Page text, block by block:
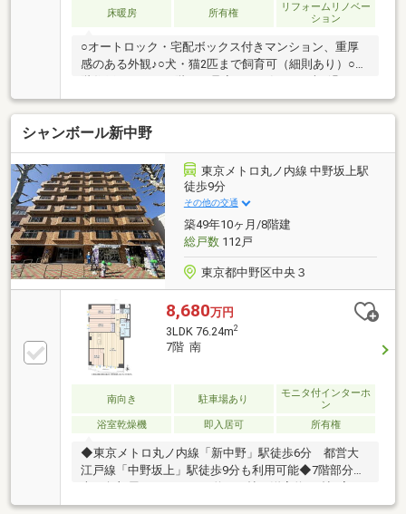
床暖房 所有権
リフォームリノベー
ション
○オートロック・宅配ボックス付きマンション、重厚
感のある外観♪○犬・猫2匹まで飼育可（細則あり）○1
いただけます○リビングは床暖房付きのため、寒い季
節も快適です♪○ウォークインクローゼットや物入な
ど、整理しやすい室内○サミットストア 渋谷本町店ま
で徒歩3分、23時まで営業しています！リノベーショ
ン内容（2026年5月完了）■システムキッチン■ユニッ
トバス（追焚機能付）■洗面化粧台■トイレ■フローリ
ング■壁、天井クロス、他
シャンボール新中野
東京メトロ丸ノ内線 中野坂上駅
徒歩9分
その他の交通
築49年10ヶ月/8階建
総戸数112戸
東京都中野区中央３
8,680万円
3LDK 76.24m2
7階 南
南向き 駐車場あり
モニタ付インターホ
ン
浴室乾燥機
即入居可 所有権
◆東京メトロ丸ノ内線「新中野」駅徒歩6分 都営大
江戸線「中野坂上」駅徒歩9分も利用可能◆7階部分、
約5.0帖を配置◆専有面積76.24m2、分譲トランクルー